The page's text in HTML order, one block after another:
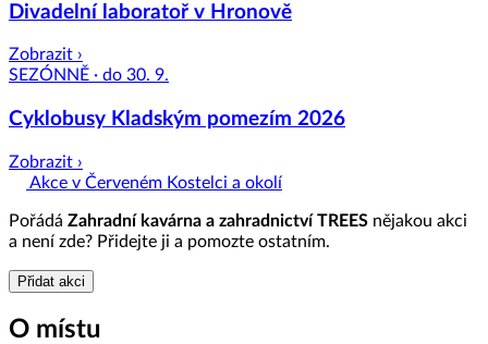
Divadelní laboratoř v Hronově
Zobrazit ›
SEZÓNNĚ · do 30. 9.
Cyklobusy Kladským pomezím 2026
Zobrazit ›
Akce v Červeném Kostelci a okolí
Pořádá Zahradní kavárna a zahradnictví TREES nějakou akci
a není zde? Přidejte ji a pomozte ostatním.
Přidat akci
O místu